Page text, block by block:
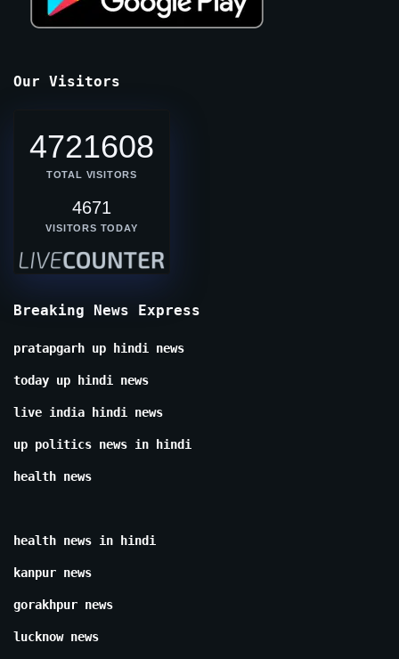
Our Visitors
4721608
TOTAL VISITORS
4671
VISITORS TODAY
Breaking News Express
pratapgarh up hindi news
today up hindi news
live india hindi news
up politics news in hindi
health news
health news in hindi
kanpur news
gorakhpur news
lucknow news